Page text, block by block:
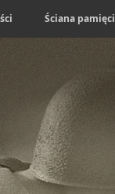
Ściana pamięci